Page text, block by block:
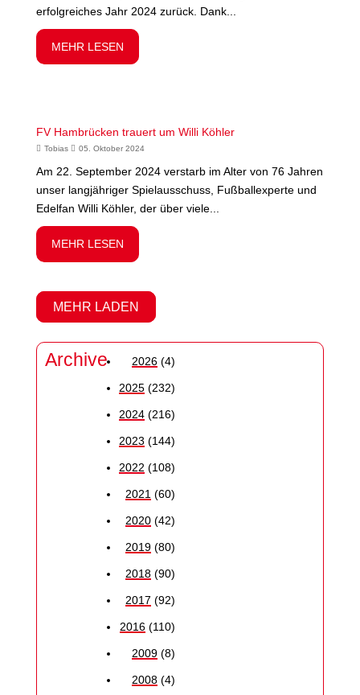
erfolgreiches Jahr 2024 zurück. Dank...
MEHR LESEN
FV Hambrücken trauert um Willi Köhler
Tobias 05. Oktober 2024
Am 22. September 2024 verstarb im Alter von 76 Jahren
unser langjähriger Spielausschuss, Fußballexperte und
Edelfan Willi Köhler, der über viele...
MEHR LESEN
MEHR LADEN
Archive 2026(4)
2025(232)
2024(216)
2023 (144)
2022 (108)
2021 (60)
2020(42)
2019(80)
2018(90)
2017 (92)
2016(110)
2009(8)
2008(4)